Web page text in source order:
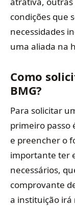
condições que
necessidades
uma aliada na
Como
BMG?
Para solicitar
primeiro passo
e preencher o
importante ter
necessários,
comprovante
a instituição irá